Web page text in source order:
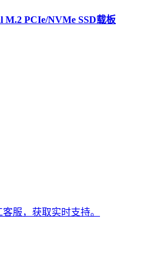
M.2 PCIe/NVMe SSD载板
服，获取实时支持。